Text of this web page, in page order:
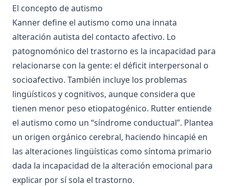
El concepto de autismo
Kanner define el autismo como una innata
alteración autista del contacto afectivo. Lo
patognomónico del trastorno es la incapacidad para
relacionarse con la gente: el déficit interpersonal o
socioafectivo. También incluye los problemas
lingüísticos y cognitivos, aunque considera que
tienen menor peso etiopatogénico. Rutter entiende
el autismo como un “síndrome conductual”. Plantea
un origen orgánico cerebral, haciendo hincapié en
las alteraciones lingüísticas como síntoma primario
dada la incapacidad de la alteración emocional para
explicar por sí sola el trastorno.